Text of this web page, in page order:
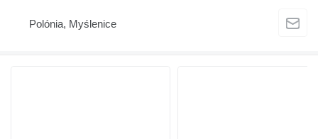
Polónia, Myślenice